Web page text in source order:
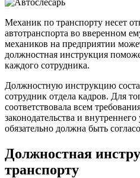
Механик по транспорту несет
автотранспорта во вверенном
механиков на предприятии
должностная инструкция
каждого сотрудника.
Должностную инструкцию
сотрудник отдела кадров. Для
соответствовала всем
законодательства и
обязательно должна быть
Должностная
транспорту